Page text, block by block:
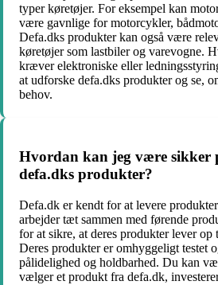
typer køretøjer. For eksempel kan
være gavnlige for motorcykler,
Defa.dks produkter kan også være
køretøjer som lastbiler og varevogne.
kræver elektroniske eller
at udforske defa.dks produkter og se,
behov.
Hvordan kan jeg være sikker
defa.dks produkter?
Defa.dk er kendt for at levere
arbejder tæt sammen med førende
for at sikre, at deres produkter lever op
Deres produkter er omhyggeligt testet
pålidelighed og holdbarhed. Du kan
vælger et produkt fra defa.dk,